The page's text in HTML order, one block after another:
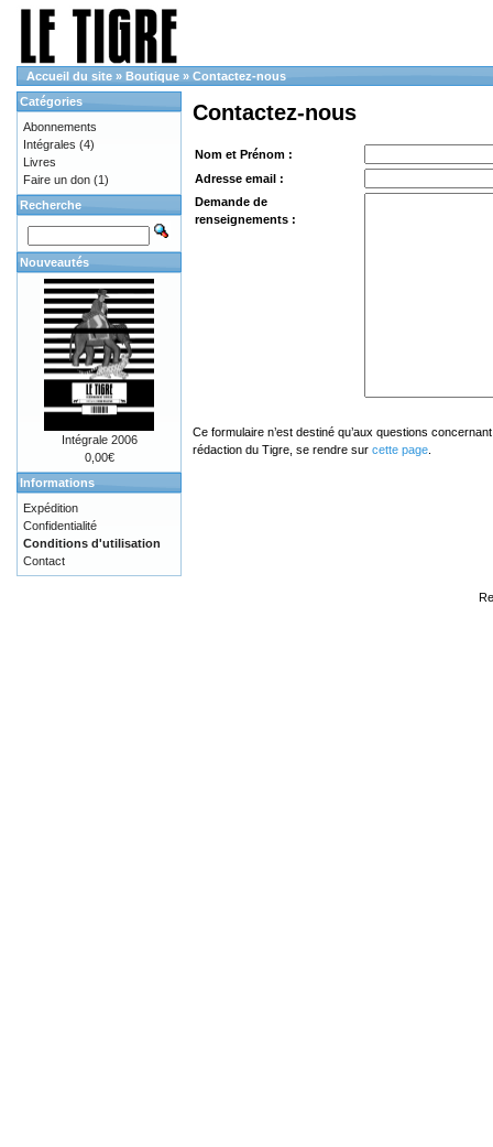
Accueil du site » Boutique » Contactez-nous
Contactez-nous
Nom et Prénom :
Adresse email :
Demande de
renseignements :
Ce formulaire n’est destiné qu’aux questions
rédaction du Tigre, se rendre sur cette page
Catégories
Abonnements
Intégrales (4)
Livres
Faire un don (1)
Recherche
Nouveautés
Intégrale 2006
0,00€
Informations
Expédition
Confidentialité
Conditions d'utilisation
Contact